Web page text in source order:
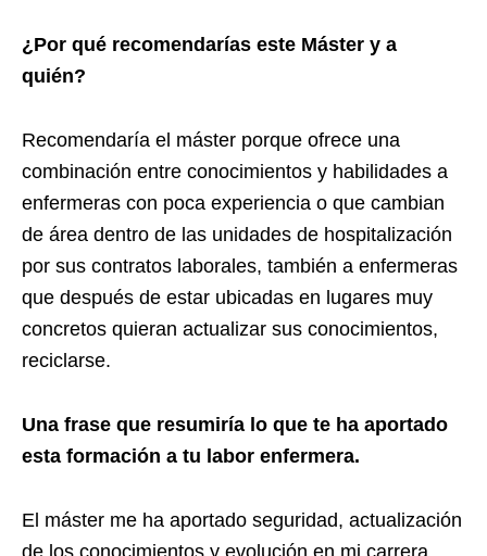
¿Por qué recomendarías este Máster y a
quién?
Recomendaría el máster porque ofrece una
combinación entre conocimientos y habilidades a
enfermeras con poca experiencia o que cambian
de área dentro de las unidades de hospitalización
por sus contratos laborales, también a enfermeras
que después de estar ubicadas en lugares muy
concretos quieran actualizar sus conocimientos,
reciclarse.
Una frase que resumiría lo que te ha aportado
esta formación a tu labor enfermera.
El máster me ha aportado seguridad, actualización